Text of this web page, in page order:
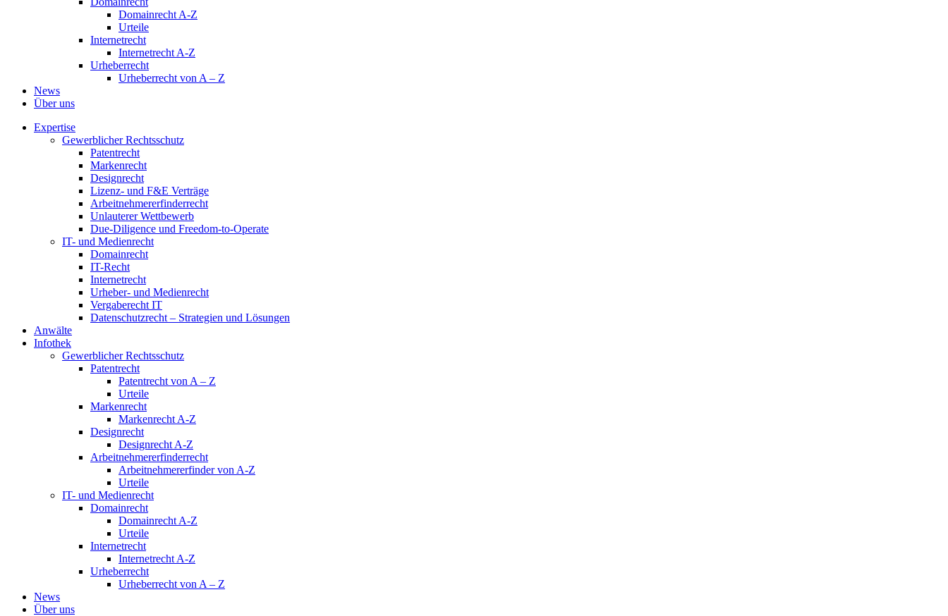
Domainrecht A-Z
Urteile
Internetrecht
Internetrecht A-Z
Urheberrecht
Urheberrecht von A – Z
News
Über uns
Expertise
Gewerblicher Rechtsschutz
Patentrecht
Markenrecht
Designrecht
Lizenz- und F&E Verträge
Arbeitnehmererfinderrecht
Unlauterer Wettbewerb
Due-Diligence und Freedom-to-Operate
IT- und Medienrecht
Domainrecht
IT-Recht
Internetrecht
Urheber- und Medienrecht
Vergaberecht IT
Datenschutzrecht – Strategien und Lösungen
Anwälte
Infothek
Gewerblicher Rechtsschutz
Patentrecht
Patentrecht von A – Z
Urteile
Markenrecht
Markenrecht A-Z
Designrecht
Designrecht A-Z
Arbeitnehmererfinderrecht
Arbeitnehmererfinder von A-Z
Urteile
IT- und Medienrecht
Domainrecht
Domainrecht A-Z
Urteile
Internetrecht
Internetrecht A-Z
Urheberrecht
Urheberrecht von A – Z
News
Über uns